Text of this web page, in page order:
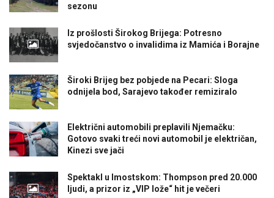
sezonu
Iz prošlosti Širokog Brijega: Potresno
svjedočanstvo o invalidima iz Mamića i Borajne
Široki Brijeg bez pobjede na Pecari: Sloga
odnijela bod, Sarajevo također remiziralo
Električni automobili preplavili Njemačku:
Gotovo svaki treći novi automobil je električan,
Kinezi sve jači
Spektakl u Imostskom: Thompson pred 20.000
ljudi, a prizor iz „VIP lože“ hit je večeri